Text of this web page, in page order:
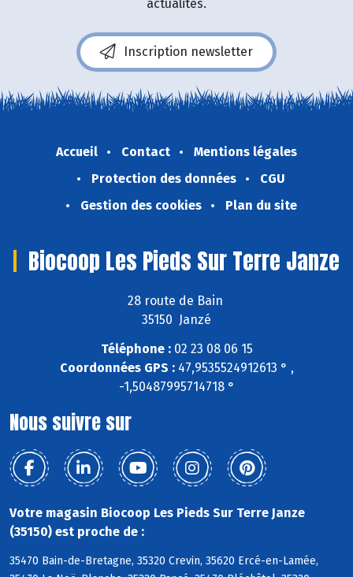
actualités.
Inscription newsletter
Accueil Contact
Mentions légales
Protection des données
CGU
Gestion des cookies
Plan du site
Biocoop Les Pieds Sur Terre Janze
28 route de Bain
35150 Janzé
Téléphone :02 23 08 06 15
Coordonnées GPS :47,9535524912613 ° ,
-1,50487995714718 °
Nous suivre sur
Votre magasin Biocoop Les Pieds Sur Terre Janze
(35150) est proche de :
35470 Bain-de-Bretagne, 35320 Crevin, 35620 Ercé-en-Lamée,